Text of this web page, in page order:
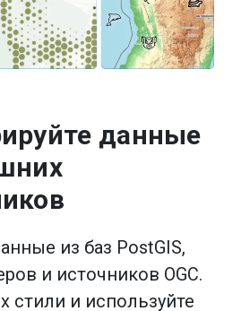
данные
из баз PostGIS,
и источников OGC.
стили и используйте